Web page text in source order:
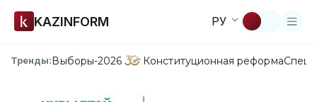
KAZINFORM РУ
Тренды:Выборы-2026 Конституционная реформа